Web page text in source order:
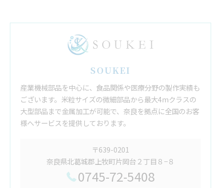
SOUKEI
産業機械部品を中心に、食品関係や医療分野の製作実績も
ございます。米粒サイズの微細部品から最大4mクラスの
大型部品まで金属加工が可能で、奈良を拠点に全国のお客
様へサービスを提供しております。
〒639-0201
奈良県北葛城郡上牧町片岡台２丁目８−８
0745-72-5408